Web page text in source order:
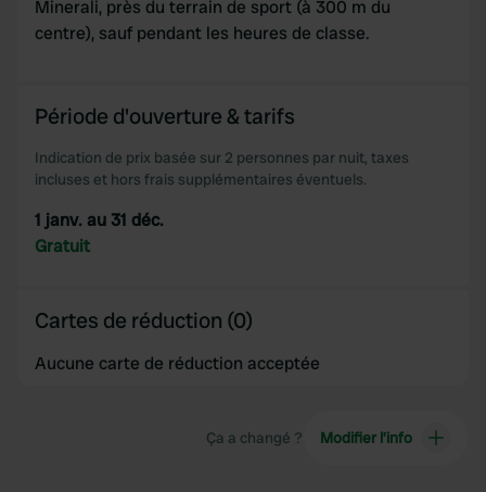
Minerali, près du terrain de sport (à 300 m du
centre), sauf pendant les heures de classe.
Période d'ouverture & tarifs
Indication de prix basée sur 2 personnes par nuit, taxes
incluses et hors frais supplémentaires éventuels.
1 janv. au 31 déc.
Gratuit
Cartes de réduction (0)
Aucune carte de réduction acceptée
Ça a changé ? Modifier l’info